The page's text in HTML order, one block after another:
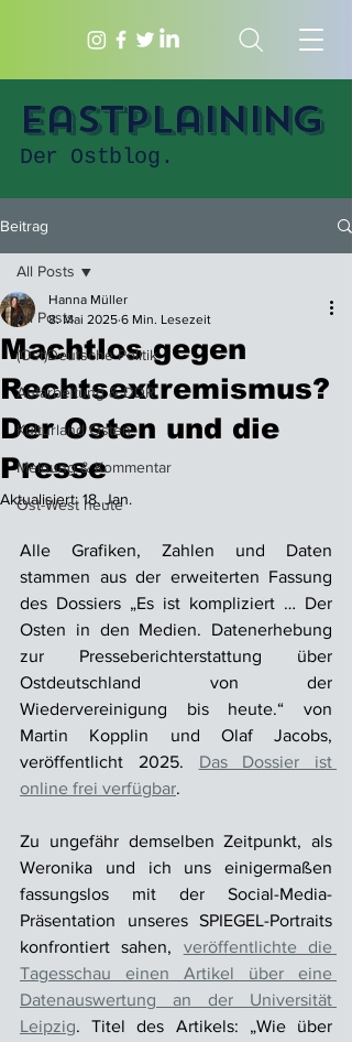
Eastplaining
Der Ostblog.
Beitrag
All Posts
(Ost)Deutsche Politik
Aufarbeitung & DDR
Kulturland Osten
Meinung & Kommentar
Ost-West heute
All Posts
Machtlos gegen
Rechtsextremismus?
Der Osten und die
Presse
Hanna Müller
8. Mai 2025 6 Min. Lesezeit
Aktualisiert:18. Jan.
Alle Grafiken, Zahlen und Daten
stammen aus der erweiterten Fassung
des Dossiers „Es ist kompliziert … Der
Osten in den Medien. Datenerhebung
zur Presseberichterstattung über
Ostdeutschland von der
Wiedervereinigung bis heute.“ von
Martin Kopplin und Olaf Jacobs,
veröffentlicht 2025. Das Dossier ist
online frei verfügbar.
Zu ungefähr demselben Zeitpunkt, als
Weronika und ich uns einigermaßen
fassungslos mit der Social-Media-
Präsentation unseres SPIEGEL-Portraits
konfrontiert sahen, veröffentlichte die
Tagesschau einen Artikel über eine
Datenauswertung an der Universität
Leipzig. Titel des Artikels: „Wie über